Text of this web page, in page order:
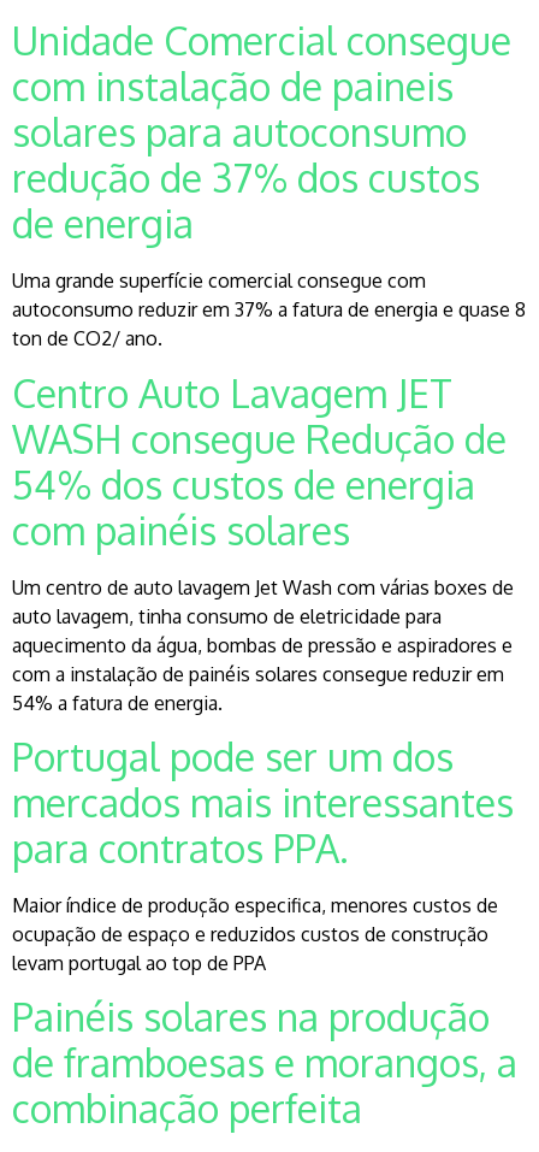
Unidade Comercial consegue
com instalação de paineis
solares para autoconsumo
redução de 37% dos custos
de energia
Uma grande superfície comercial consegue com
autoconsumo reduzir em 37% a fatura de energia e quase 8
ton de CO2/ ano.
Centro Auto Lavagem JET
WASH consegue Redução de
54% dos custos de energia
com painéis solares
Um centro de auto lavagem Jet Wash com várias boxes de
auto lavagem, tinha consumo de eletricidade para
aquecimento da água, bombas de pressão e aspiradores e
com a instalação de painéis solares consegue reduzir em
54% a fatura de energia.
Portugal pode ser um dos
mercados mais interessantes
para contratos PPA.
Maior índice de produção especifica, menores custos de
ocupação de espaço e reduzidos custos de construção
levam portugal ao top de PPA
Painéis solares na produção
de framboesas e morangos, a
combinação perfeita